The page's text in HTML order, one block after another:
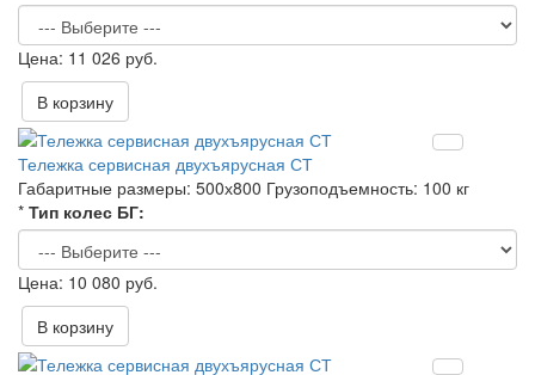
11 026 руб.
В корзину
Тележка сервисная двухъярусная СТ
Габаритные размеры: 500х800 Грузоподъемность: 100 кг
* Тип колес БГ:
10 080 руб.
В корзину